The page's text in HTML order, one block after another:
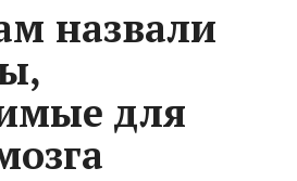
назвали
для